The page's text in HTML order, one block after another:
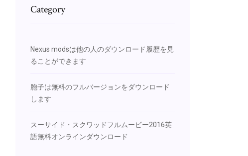
Category
Nexus modsは他の人のダウンロード履歴を見
ることができます
胞子は無料のフルバージョンをダウンロード
します
スーサイド・スクワッドフルムービー2016英
語無料オンラインダウンロード